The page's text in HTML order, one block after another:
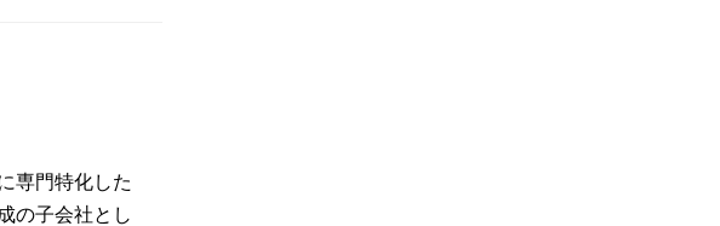
専門特化した
の子会社とし